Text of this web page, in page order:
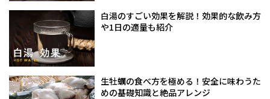
白湯のすごい効果を解説！効果的な飲み方
や1日の適量も紹介
生牡蠣の食べ方を極める！安全に味わうた
めの基礎知識と絶品アレンジ